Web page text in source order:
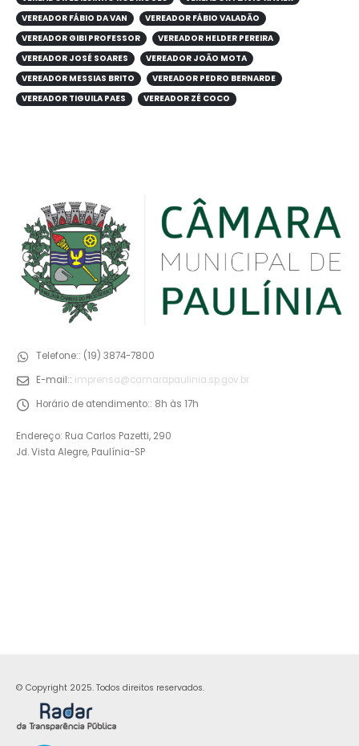
VEREADOR FÁBIO DA VAN
VEREADOR FÁBIO VALADÃO
VEREADOR GIBI PROFESSOR
VEREADOR HELDER PEREIRA
VEREADOR JOSÉ SOARES
VEREADOR JOÃO MOTA
VEREADOR MESSIAS BRITO
VEREADOR PEDRO BERNARDE
VEREADOR TIGUILA PAES
VEREADOR ZÉ COCO
Telefone:: (19) 3874-7800
E-mail:: imprensa@camarapaulinia.sp.gov.br
Horário de atendimento:: 8h às 17h
Endereço: Rua Carlos Pazetti, 290
Jd. Vista Alegre, Paulínia-SP
© Copyright 2025. Todos direitos reservados.